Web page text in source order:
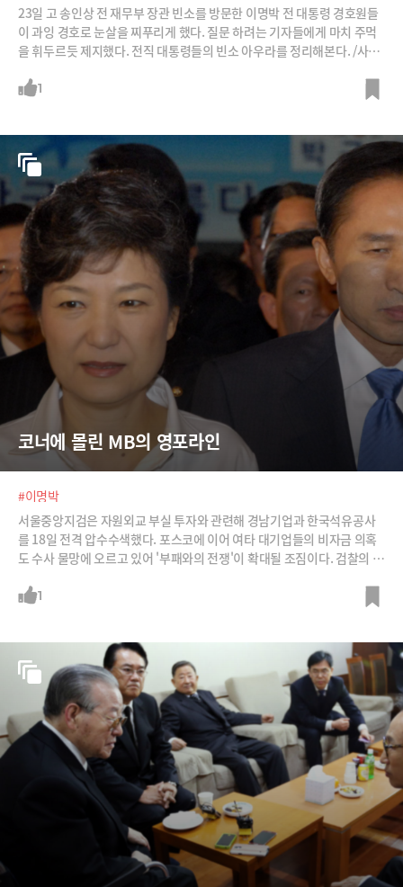
23일 고 송인상 전 재무부 장관 빈소를 방문한 이명박 전 대통령 경호원들
이 과잉 경호로 눈살을 찌푸리게 했다. 질문 하려는 기자들에게 마치 주먹
을 휘두르듯 제지했다. 전직 대통령들의 빈소 아우라를 정리해본다. /사진
1
코너에 몰린 MB의 영포라인
#이명박
서울중앙지검은 자원외교 부실 투자와 관련해 경남기업과 한국석유공사
를 18일 전격 압수수색했다. 포스코에 이어 여타 대기업들의 비자금 의혹
도 수사 물망에 오르고 있어 '부패와의 전쟁'이 확대될 조짐이다. 검찰의 목
진=뉴시스, 뉴스1
1